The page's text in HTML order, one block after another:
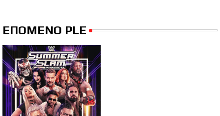
ΕΠΟΜΕΝΟ PLE